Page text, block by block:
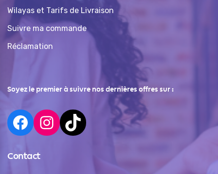
Wilayas et Tarifs de Livraison
Suivre ma commande
Réclamation
Soyez le premier à suivre nos dernières offres sur :
Contact